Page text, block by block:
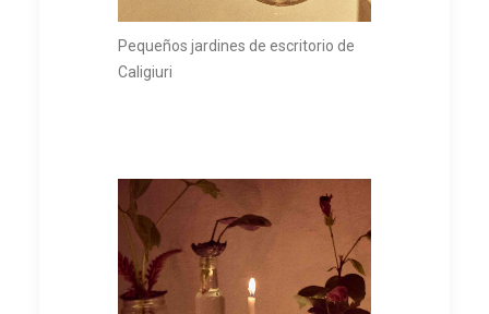
Pequeños jardines de escritorio de
Caligiuri